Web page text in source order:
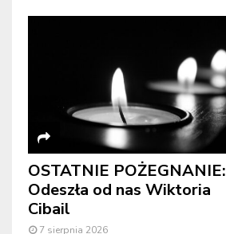
OSTATNIE POŻEGNANIE:
Odeszła od nas Wiktoria
Cibail
7 sierpnia 2026